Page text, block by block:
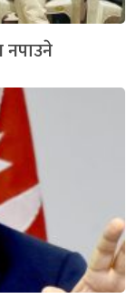
नपाउने